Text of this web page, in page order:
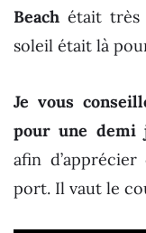
Beach était très
soleil était là
Je vous
pour une demi
afin
port. Il vaut le